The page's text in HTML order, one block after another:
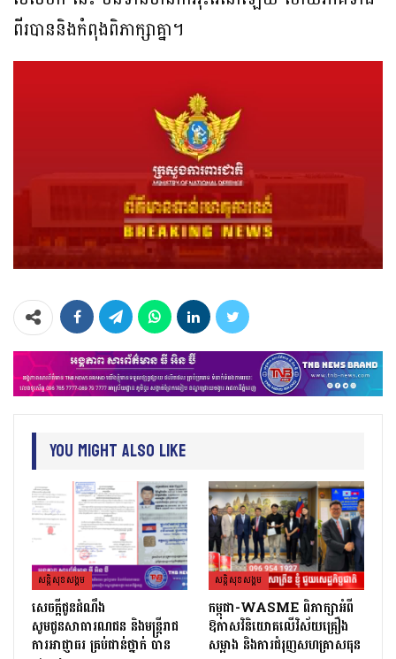
ពីរបាននិងកំពុងពិភាក្សាគ្នា។
You Might Also Like
សន្តិសុខសង្គម
សេចក្ដីជូនដំណឹង
សូមជូនសាធារណជន និងមន្ត្រីរាជ
ការអាជ្ញាធរ គ្រប់ជាន់ថ្នាក់ បាន
សន្តិសុខសង្គម
កម្ពុជា-WASME ពិភាក្សាអំពី
ឱកាសវិនិយោគលើវិស័យគ្រឿង
សម្អាង និងការជំរុញសហគ្រាសធុន